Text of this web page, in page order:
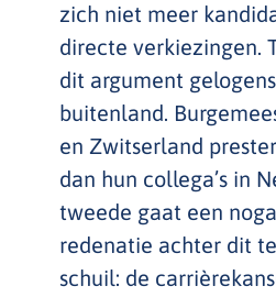
zich niet meer
directe verkiezingen.
dit argument
buitenland.
en Zwitserland
dan hun collega’s in
tweede gaat een
redenatie achter dit
schuil: de